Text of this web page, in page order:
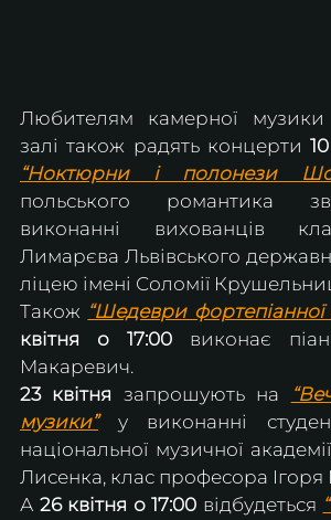
Любителям камерної
залі також радять концерти
“Ноктюрни і полонези
польського романтика
виконанні вихованців
Лимарєва Львівського
ліцею імені Соломії
Також “Шедеври фортепіанної
квітня о 17:00 виконає
Макаревич.
23 квітня запрошують на
музики” у виконанні
національної музичної
Лисенка, клас професора
А 26 квітня о 17:00 відбудеться